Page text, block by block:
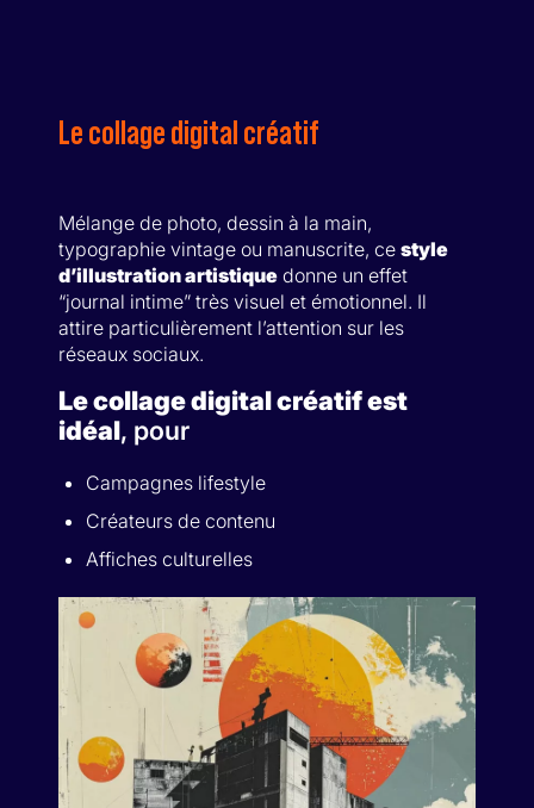
Le collage digital créatif
Mélange de photo, dessin à la main,
typographie vintage ou manuscrite, ce style
d’illustration artistique donne un effet
“journal intime” très visuel et émotionnel. Il
attire particulièrement l’attention sur les
réseaux sociaux.
Le collage digital créatif est
idéal, pour
Campagnes lifestyle
Créateurs de contenu
Affiches culturelles